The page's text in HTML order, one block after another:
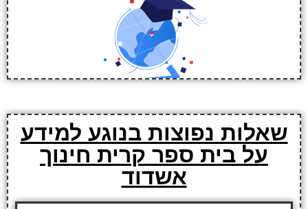
שאלות נפוצות בנוגע למידע
על בית ספר קרית חינוך
אשדוד